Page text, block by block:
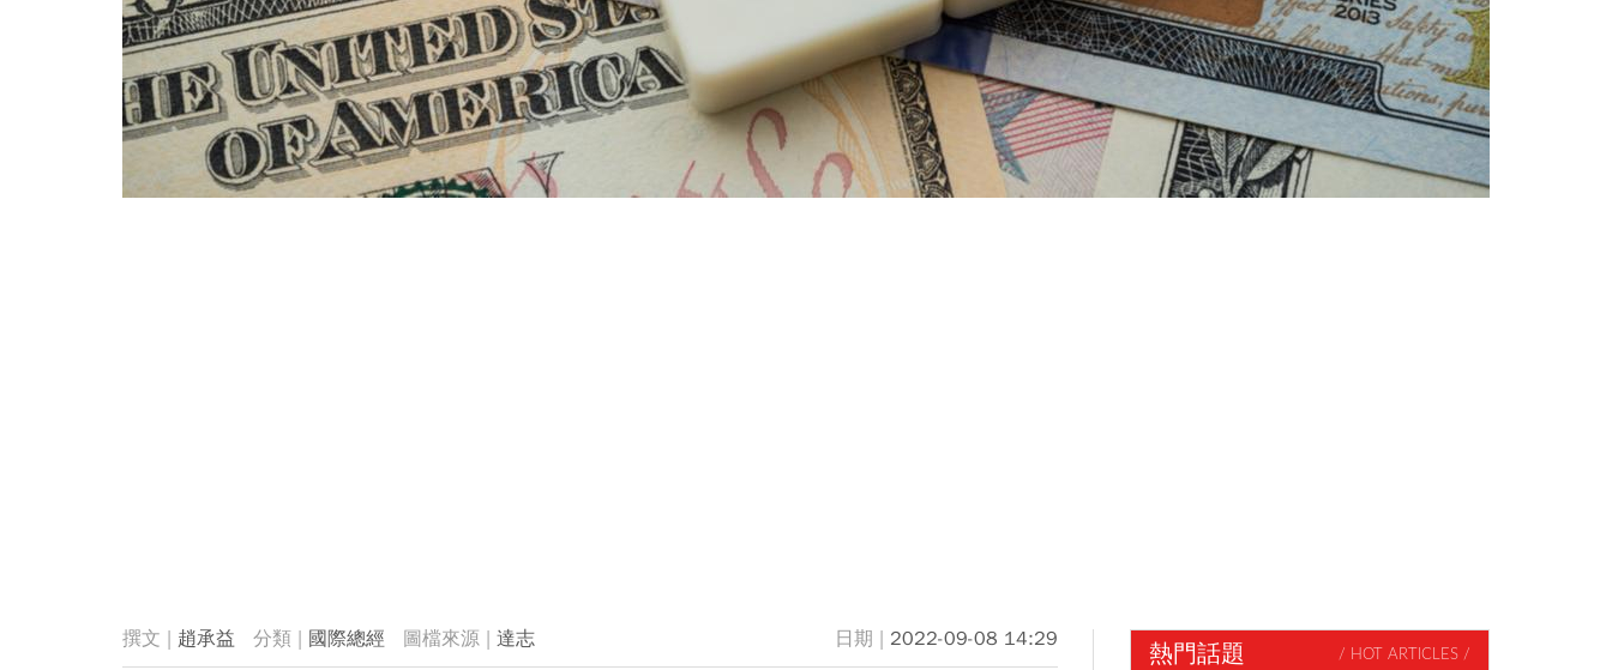
趙承益 國際總經 達志 2022-09-08 14:29 熱門話題 / HOT ARTICLES /